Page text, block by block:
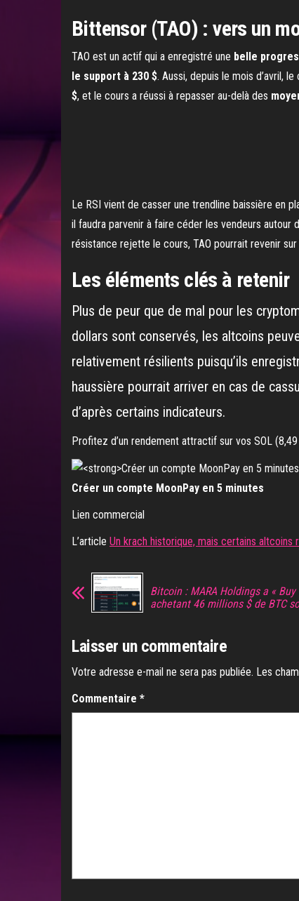
Bittensor (TAO) : vers un
TAO est un actif qui a enregistré une belle
le support à 230 $. Aussi, depuis le mois d’avril,
$, et le cours a réussi à repasser au-delà des
Le RSI vient de casser une trendline baissière en
il faudra parvenir à faire céder les vendeurs autour
résistance rejette le cours, TAO pourrait revenir sur
Les éléments clés à retenir
Plus de peur que de mal pour les
dollars sont conservés, les altcoins
relativement résilients puisqu’ils
haussière pourrait arriver en cas de
d’après certains indicateurs.
Profitez d’un rendement attractif sur vos SOL
Créer un compte MoonPay en 5 minutes
Lien commercial
L’article Un krach historique, mais certains
Bitcoin : MARA Holdings a «
achetant 46 millions $ de BTC
Laisser un commentaire
Votre adresse e-mail ne sera pas publiée. Les
Commentaire *